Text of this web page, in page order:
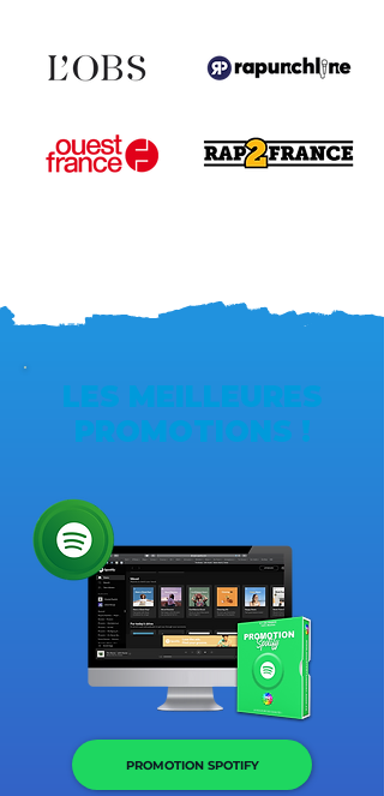
LES MEILLEURES
PROMOTIONS !
PROMOTION SPOTIFY